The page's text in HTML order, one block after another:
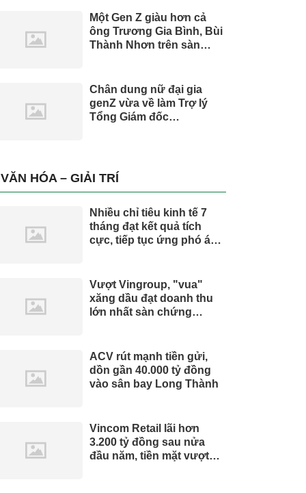
Một Gen Z giàu hơn cả
ông Trương Gia Bình, Bùi
Thành Nhơn trên sàn
Chân dung nữ đại gia
genZ vừa về làm Trợ lý
Tổng Giám đốc
trụ, nắm giữ khối tài sản
hàng nghìn tỷ
VĂN HÓA – GIẢI TRÍ
Nhiều chỉ tiêu kinh tế 7
tháng đạt kết quả tích
cực, tiếp tục ứng phó áp
Vượt Vingroup, "vua"
xăng dầu đạt doanh thu
lớn nhất sàn chứng
ACV rút mạnh tiền gửi,
dồn gần 40.000 tỷ đồng
vào sân bay Long Thành
Vincom Retail lãi hơn
3.200 tỷ đồng sau nửa
đầu năm, tiền mặt vượt